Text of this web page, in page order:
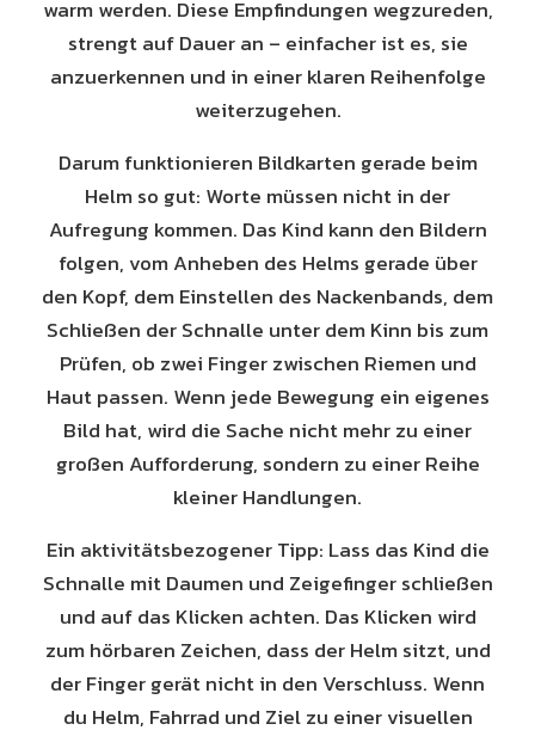
warm werden. Diese Empfindungen wegzureden,
strengt auf Dauer an – einfacher ist es, sie
anzuerkennen und in einer klaren Reihenfolge
weiterzugehen.
Darum funktionieren Bildkarten gerade beim
Helm so gut: Worte müssen nicht in der
Aufregung kommen. Das Kind kann den Bildern
folgen, vom Anheben des Helms gerade über
den Kopf, dem Einstellen des Nackenbands, dem
Schließen der Schnalle unter dem Kinn bis zum
Prüfen, ob zwei Finger zwischen Riemen und
Haut passen. Wenn jede Bewegung ein eigenes
Bild hat, wird die Sache nicht mehr zu einer
großen Aufforderung, sondern zu einer Reihe
kleiner Handlungen.
Ein aktivitätsbezogener Tipp: Lass das Kind die
Schnalle mit Daumen und Zeigefinger schließen
und auf das Klicken achten. Das Klicken wird
zum hörbaren Zeichen, dass der Helm sitzt, und
der Finger gerät nicht in den Verschluss. Wenn
du Helm, Fahrrad und Ziel zu einer visuellen